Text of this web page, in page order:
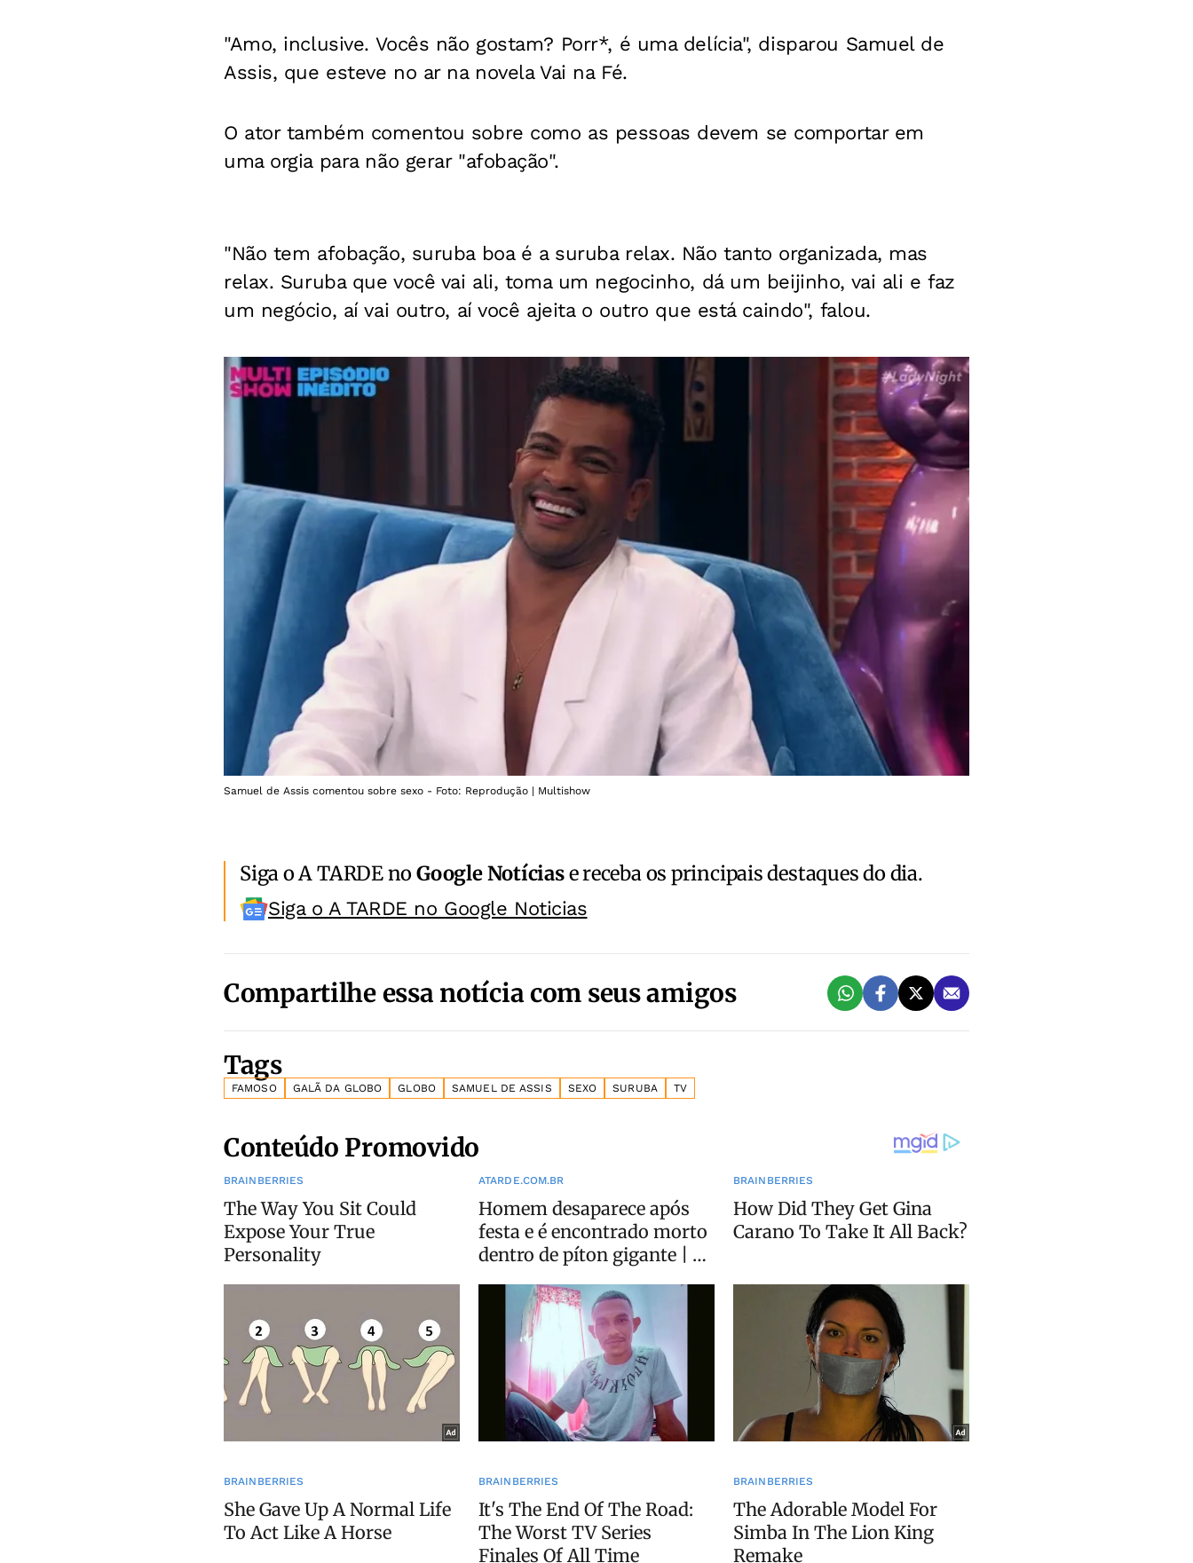
"Amo, inclusive. Vocês não gostam? Porr*, é uma delícia", disparou Samuel de
Assis, que esteve no ar na novela Vai na Fé.
O ator também comentou sobre como as pessoas devem se comportar em
uma orgia para não gerar "afobação".
"Não tem afobação, suruba boa é a suruba relax. Não tanto organizada, mas
relax. Suruba que você vai ali, toma um negocinho, dá um beijinho, vai ali e faz
um negócio, aí vai outro, aí você ajeita o outro que está caindo", falou.
Samuel de Assis comentou sobre sexo - Foto: Reprodução | Multishow
Siga o A TARDE noGoogle Notíciase receba os principais destaques do dia.
Siga o A TARDE no Google Noticias
Compartilhe essa notícia com seus amigos
Tags
FAMOSO GALÃ DA GLOBO GLOBO SAMUEL DE ASSIS SEXO SURUBA TV